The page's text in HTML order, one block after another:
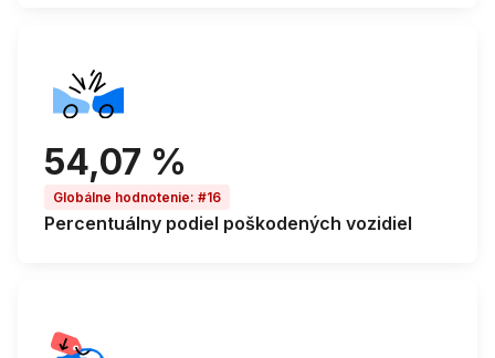
54,07 %
Globálne hodnotenie: #16
Percentuálny podiel poškodených vozidiel